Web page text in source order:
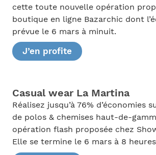
cette toute nouvelle opération
boutique en ligne Bazarchic dont
prévue le 6 mars à minuit.
J’en profite
Casual wear La Martina
Réalisez jusqu’à 76% d’économies
de polos & chemises haut-de-
opération flash proposée chez
Elle se termine le 6 mars à 8